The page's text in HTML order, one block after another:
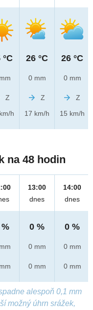
°C
Z
h
26 °C
0 mm
Z
17 km/h
26 °C
0 mm
Z
15 km/h
na 48 hodin
13:00
dnes
0 %
0 mm
0 mm
14:00
dnes
0 %
0 mm
0 mm
alespoň 0,1 mm
možný úhrn srážek,